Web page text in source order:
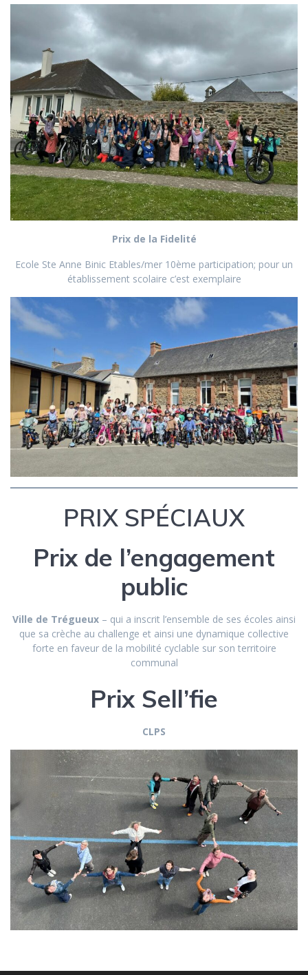
Prix de la Fidelité
Ecole Ste Anne Binic Etables/mer 10ème participation; pour un
établissement scolaire c’est exemplaire
PRIX SPÉCIAUX
Prix de l’engagement
public
Ville de Trégueux – qui a inscrit l’ensemble de ses écoles ainsi
que sa crèche au challenge et ainsi une dynamique collective
forte en faveur de la mobilité cyclable sur son territoire
communal
Prix Sell’fie
CLPS